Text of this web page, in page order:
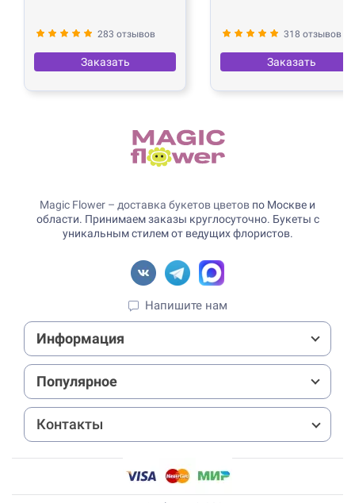
283 отзывов
Заказать
318 отзывов
Заказать
Magic Flower – доставка букетов цветов по Москве и
области. Принимаем заказы круглосуточно. Букеты с
уникальным стилем от ведущих флористов.
Напишите нам
Информация
Популярное
Контакты